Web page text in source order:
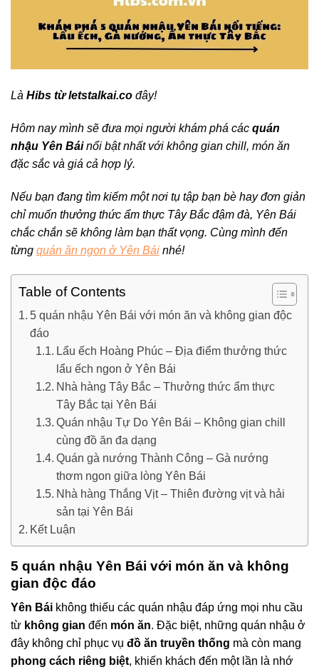
Là Hibs từ letstalkai.co đây!
Hôm nay mình sẽ đưa mọi người khám phá các quán
nhậu Yên Báinổi bật nhất với không gian chill, món ăn
đặc sắc và giá cả hợp lý.
Nếu bạn đang tìm kiếm một nơi tụ tập bạn bè hay đơn giản
chỉ muốn thưởng thức ẩm thực Tây Bắc đậm đà, Yên Bái
chắc chắn sẽ không làm bạn thất vọng. Cùng mình đến
từng quán ăn ngon ở Yên Bái nhé!
Table of Contents
5 quán nhậu Yên Bái với món ăn và không gian độc
đáo
Lẩu ếch Hoàng Phúc – Địa điểm thưởng thức
lẩu ếch ngon ở Yên Bái
Nhà hàng Tây Bắc – Thưởng thức ẩm thực
Tây Bắc tại Yên Bái
Quán nhậu Tự Do Yên Bái – Không gian chill
cùng đồ ăn đa dạng
Quán gà nướng Thành Công – Gà nướng
thơm ngon giữa lòng Yên Bái
Nhà hàng Thắng Vịt – Thiên đường vịt và hải
sản tại Yên Bái
Kết Luận
5 quán nhậu Yên Bái với món ăn và không
gian độc đáo
Yên Bái không thiếu các quán nhậu đáp ứng mọi nhu cầu
từ không gian đến món ăn. Đặc biệt, những quán nhậu ở
đây không chỉ phục vụ đồ ăn truyền thống mà còn mang
phong cách riêng biệt, khiến khách đến một lần là nhớ